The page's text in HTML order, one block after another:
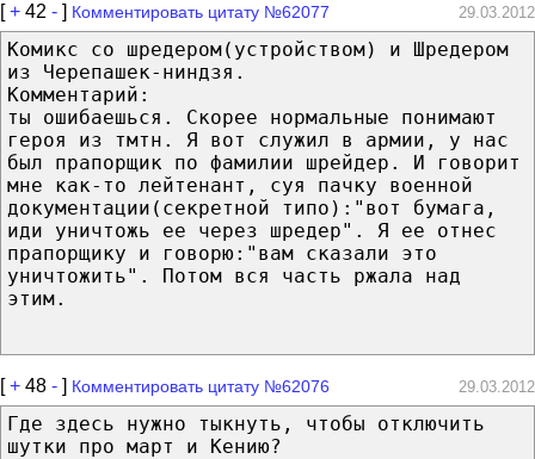
[+ 42 - ] Комментировать цитату №62077 29.03.2012
Комикс со шредером(устройством) и Шредером
из Черепашек-ниндзя.
Комментарий:
ты ошибаешься. Скорее нормальные понимают
героя из тмтн. Я вот служил в армии, у нас
был прапорщик по фамилии шрейдер. И говорит
мне как-то лейтенант, суя пачку военной
документации(секретной типо):"вот бумага,
иди уничтожь ее через шредер". Я ее отнес
прапорщику и говорю:"вам сказали это
уничтожить". Потом вся часть ржала над
этим.
[+ 48 - ] Комментировать цитату №62076 29.03.2012
Где здесь нужно тыкнуть, чтобы отключить
шутки про март и Кению?